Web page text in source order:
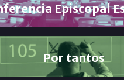
Episcopal
Por tantos